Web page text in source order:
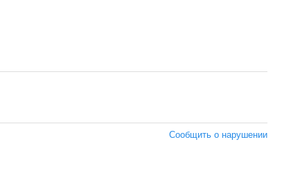
Сообщить о нарушении